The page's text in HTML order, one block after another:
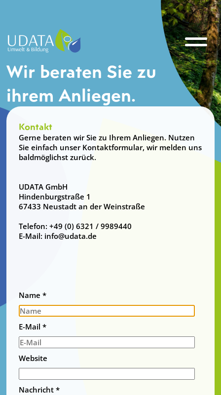
Wir beraten Sie zu
ihremAnliegen.
Kontakt
Gerne beraten wir Sie zu Ihrem Anliegen. Nutzen
Sie einfach unser Kontaktformular, wir melden uns
baldmöglichst zurück.
UDATA GmbH
Hindenburgstraße 1
67433 Neustadt an der Weinstraße
Telefon: +49 (0) 6321 / 9989440
E-Mail: info@udata.de
Name *
E-Mail *
Website
Nachricht *